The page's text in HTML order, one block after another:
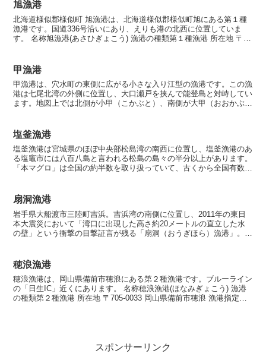
旭漁港
北海道様似郡様似町 旭漁港は、北海道様似郡様似町旭にある第１種
漁港です。国道336号沿いにあり、えりも港の北西に位置していま
す。 名称旭漁港(あさひぎょこう) 漁港の種類第１種漁港 所在地 〒
甲漁港
甲漁港は、穴水町の東側に広がる小さな入り江型の漁港です。この漁
港は七尾北湾の外側に位置し、大口瀬戸を挟んで能登島と対峙してい
ます。地図上では北側が小甲（こかぶと）、南側が大甲（おおかぶ
塩釜漁港
塩釜漁港は宮城県のほぼ中央部松島湾の南西に位置し、塩釜漁港のあ
る塩竈市には八百八島と言われる松島の島々の半分以上があります。
「本マグロ」は全国の約半数を取り扱っていて、古くから全国有数の
扇洞漁港
岩手県大船渡市三陸町吉浜。吉浜湾の南側に位置し、2011年の東日
本大震災において「湾口に出現した高さ約20メートルの直立した水
の壁」という衝撃の目撃証言が残る「扇洞（おうぎほら）漁港」。こ
穂浪漁港
穂浪漁港は、岡山県備前市穂浪にある第２種漁港です。ブルーライン
の「日生IC」近くにあります。 名称穂浪漁港(ほなみぎょこう) 漁港
の種類第２種漁港 所在地 〒705-0033 岡山県備前市穂浪 漁港指定昭
スポンサーリンク